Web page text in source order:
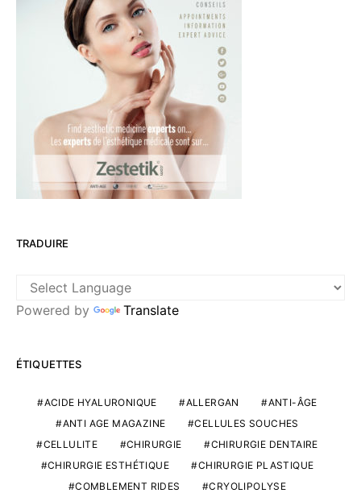
TRADUIRE
Powered by Translate
ÉTIQUETTES
ACIDE HYALURONIQUE ALLERGAN
ANTI-ÂGE
ANTI AGE MAGAZINE
CELLULES SOUCHES
CELLULITE
CHIRURGIE
CHIRURGIE DENTAIRE
CHIRURGIE ESTHÉTIQUE
CHIRURGIE PLASTIQUE
COMBLEMENT RIDES
CRYOLIPOLYSE